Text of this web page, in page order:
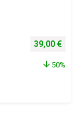
Izvorna
39,00 €
50%